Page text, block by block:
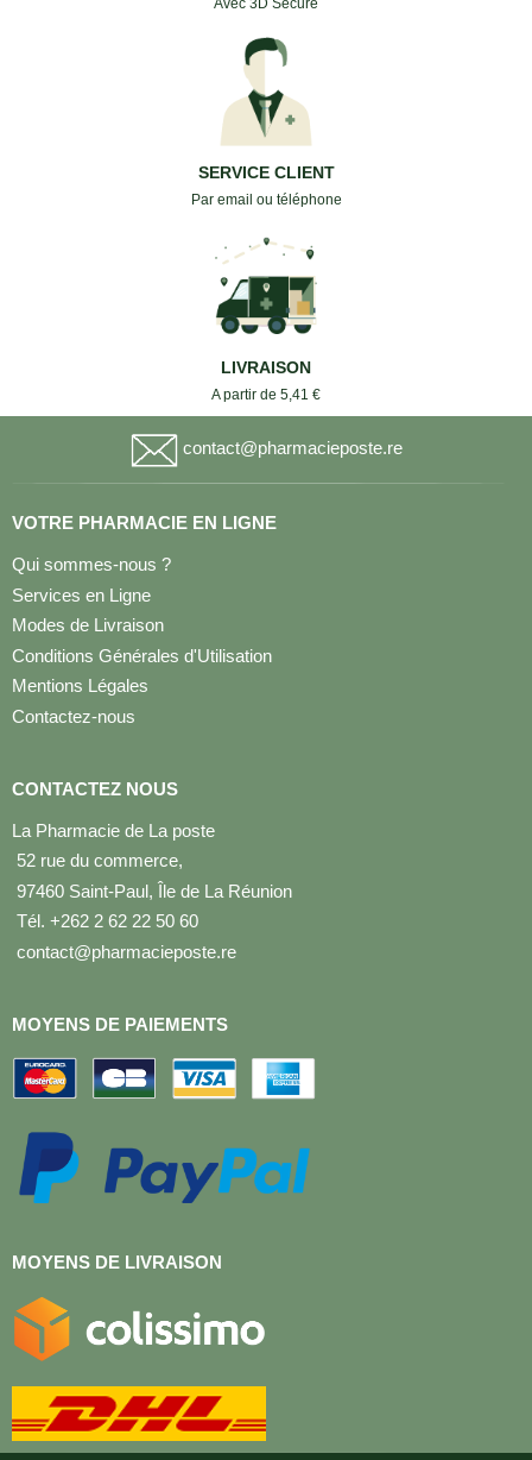
Avec 3D Secure
SERVICE CLIENT
Par email ou téléphone
LIVRAISON
A partir de 5,41 €
contact@pharmacieposte.re
VOTRE PHARMACIE EN LIGNE
Qui sommes-nous ?
Services en Ligne
Modes de Livraison
Conditions Générales d'Utilisation
Mentions Légales
Contactez-nous
CONTACTEZ NOUS
La Pharmacie de La poste
52 rue du commerce,
97460 Saint-Paul, Île de La Réunion
Tél. +262 2 62 22 50 60
contact@pharmacieposte.re
MOYENS DE PAIEMENTS
MOYENS DE LIVRAISON